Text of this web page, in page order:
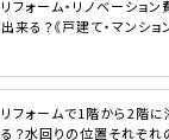
リフォーム・リノベーショ
出来る？《戸建て・マンショ
リフォームで1階から2階
る？水回りの位置それぞれ